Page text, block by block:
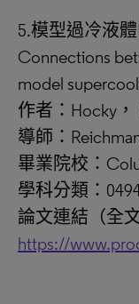
5.模型過冷液
Connections
model
作者：Hocky，
導師：
畢業院校：
學科分類：
論文連結（全
https://